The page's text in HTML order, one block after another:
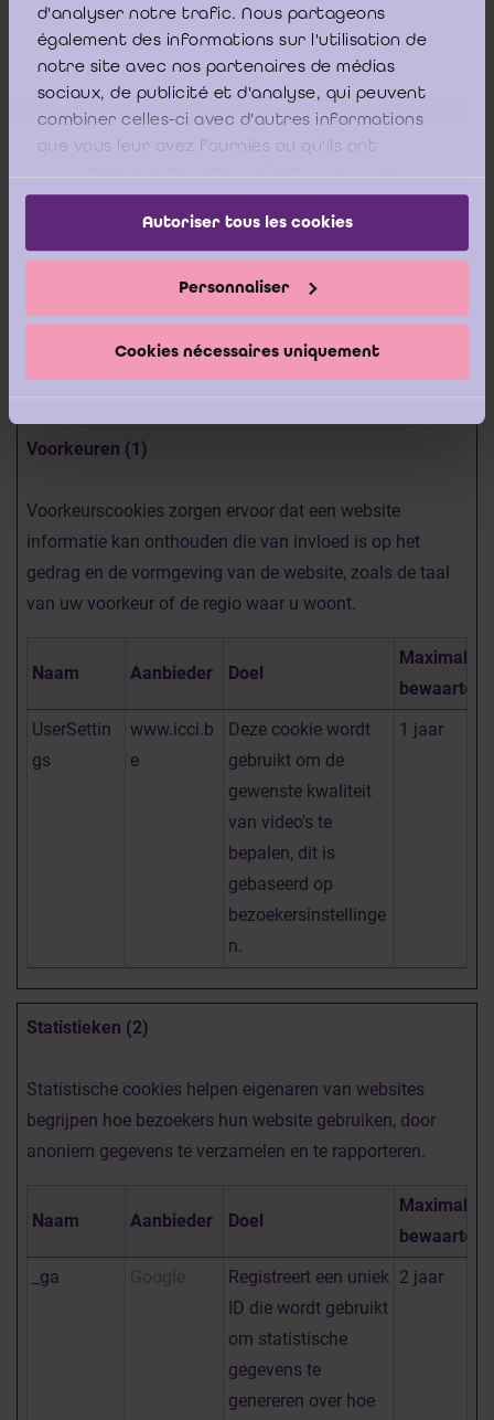
d'analyser notre trafic. Nous partageons
également des informations sur l'utilisation de
notre site avec nos partenaires de médias
sociaux, de publicité et d'analyse, qui peuvent
combiner celles-ci avec d'autres informations
que vous leur avez fournies ou qu'ils ont
services.
Autoriser tous les cookies
Personnaliser
Cookies nécessaires uniquement
maken tussen
mensen en bots. Dit
is gunstig voor de
website om juiste
rapporten over het
website te maken.
gebruikt om
mensen en bots.
Voorkeuren (1)
Voorkeurscookies zorgen ervoor dat een website
informatie kan onthouden die van invloed is op het
gedrag en de vormgeving van de website, zoals de taal
van uw voorkeur of de regio waar u woont.
Naam Aanbieder Doel
Maximale
UserSettin
gs
www.icci.b
e
Deze cookie wordt
gebruikt om de
gewenste kwaliteit
van video's te
bepalen, dit is
gebaseerd op
bezoekersinstellinge
n.
1 jaar
Statistieken (2)
Statistische cookies helpen eigenaren van websites
begrijpen hoe bezoekers hun website gebruiken, door
anoniem gegevens te verzamelen en te rapporteren.
Naam Aanbieder Doel
Maximale
_ga
Google
Registreert een uniek
ID die wordt gebruikt
om statistische
gegevens te
genereren over hoe
2 jaar